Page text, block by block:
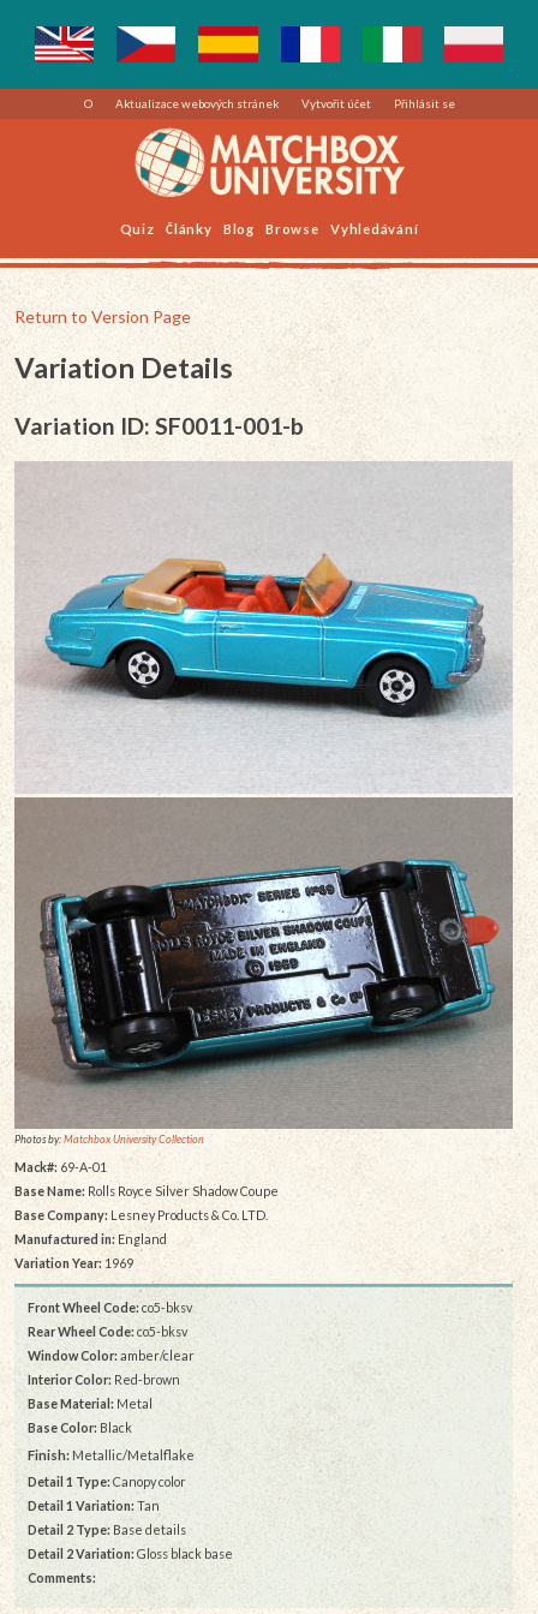
O Aktualizace webových stránek Vytvořit účet Přihlásit se
Quiz Články Blog Browse Vyhledávání
Return to Version Page
Variation Details
Variation ID: SF0011-001-b
Photos by:Matchbox University Collection
Mack#: 69-A-01
Base Name: Rolls Royce Silver Shadow Coupe
Base Company:Lesney Products & Co. LTD.
Manufactured in:England
Variation Year: 1969
Front Wheel Code: co5-bksv
Rear Wheel Code: co5-bksv
Window Color: amber/clear
Interior Color: Red-brown
Base Material: Metal
Base Color: Black
Finish: Metallic/Metalflake
Detail 1 Type: Canopy color
Detail 1 Variation: Tan
Detail 2 Type: Base details
Detail 2 Variation: Gloss black base
Comments: